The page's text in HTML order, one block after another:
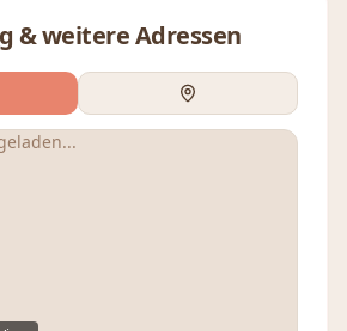
& weitere Adressen